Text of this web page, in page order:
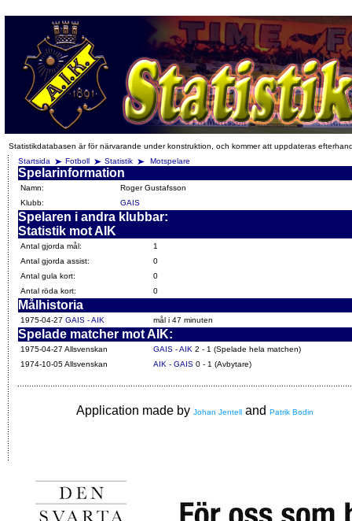
Statistikdatabasen är för närvarande under konstruktion, och kommer att uppdateras
Startsida
Fotboll Statistik Motspelare
Spelarinformation
Namn:
Roger Gustafsson
Klubb:
GAIS
Spelaren i andra klubbar:
Statistik mot AIK
Antal gjorda mål:
1
Antal gjorda assist:
0
Antal gula kort:
0
Antal röda kort:
0
Målhistoria
1975-04-27 GAIS - AIK mål i 47 minuten
Spelade matcher mot AIK:
1975-04-27 Allsvenskan GAIS - AIK 2 - 1 (Spelade hela matchen)
1974-10-05 Allsvenskan
AIK - GAIS 0 - 1 (Avbytare)
Application made by Johan Jentell and Patrik Bodin